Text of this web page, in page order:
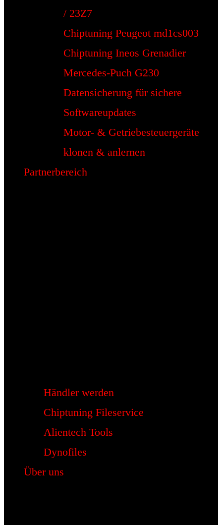
/ 23Z7
Chiptuning Peugeot md1cs003
Chiptuning Ineos Grenadier
Mercedes-Puch G230
Datensicherung für sichere
Softwareupdates
Motor- & Getriebesteuergeräte
klonen & anlernen
Partnerbereich
Händler werden
Chiptuning Fileservice
Alientech Tools
Dynofiles
Über uns